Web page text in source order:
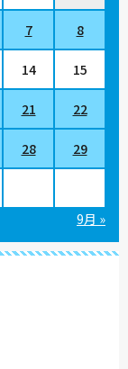
7 8
14 15
21 22
28 29
9月 »